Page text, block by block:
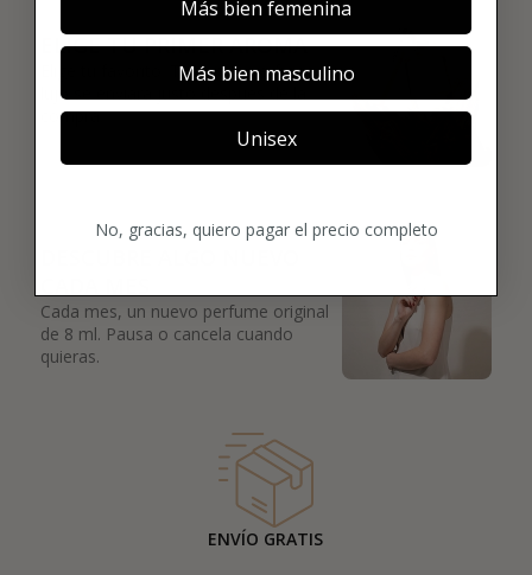
02
ELIGE TU PRIMER AROMA
Elige tu favorito. Tu primer perfume de
lujo se enviará justo después de la
compra.
03
Cada mes, un nuevo perfume original
de 8 ml. Pausa o cancela cuando
quieras.
ENVÍO GRATIS
Más bien femenina
Más bien masculino
Unisex
No, gracias, quiero pagar el precio completo